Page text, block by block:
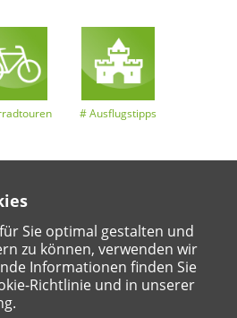
Sie optimal gestalten und
zu können, verwenden wir
Informationen finden Sie
Richtlinie und in unserer
Ausflugstipps
Karte